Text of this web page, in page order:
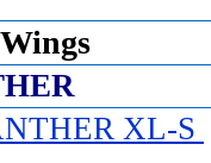
XL-S